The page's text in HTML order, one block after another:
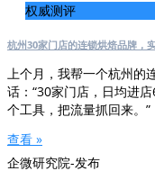
权威测评
杭州30家门店的连锁烘焙品牌，
上个月，我帮一个杭州
话：“30家门店，日均进
个工具，把流量抓回来。”
查看 »
企微研究院-发布